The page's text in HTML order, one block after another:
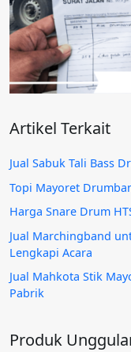
Artikel Terkait
Jual Sabuk Tali Bass
Topi Mayoret
Harga Snare Drum
Jual Marchingband
Lengkapi Acara
Jual Mahkota Stik
Pabrik
Produk